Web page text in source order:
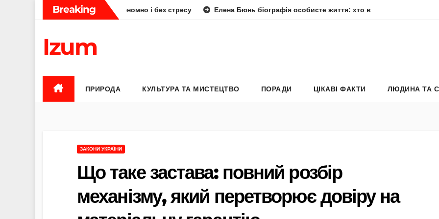
Breaking
планувати смачно, економно і без стресу Елена Бюнь біографія особисте життя: хто вона насправді Елена
Izum
ПРИРОДА КУЛЬТУРА ТА МИСТЕЦТВО ПОРАДИ ЦІКАВІ ФАКТИ ЛЮДИНА ТА
ЗАКОНИ УКРАЇНИ
Що таке застава: повний розбір
механізму, який перетворює довіру на